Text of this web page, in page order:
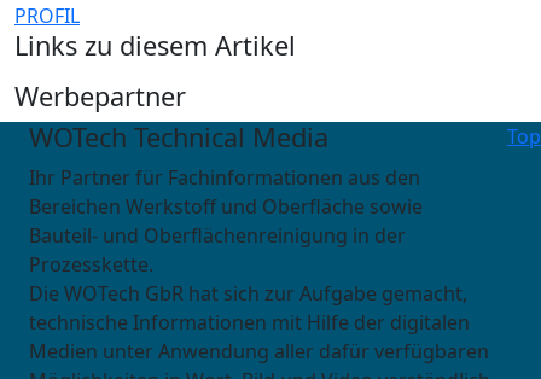
PROFIL
Links zu diesem Artikel
Werbepartner
Top
WOTech Technical Media
Ihr Partner für Fachinformationen aus den
Bereichen Werkstoff und Oberfläche sowie
Bauteil- und Oberflächenreinigung in der
Prozesskette.
Die WOTech GbR hat sich zur Aufgabe gemacht,
technische Informationen mit Hilfe der digitalen
Medien unter Anwendung aller dafür verfügbaren